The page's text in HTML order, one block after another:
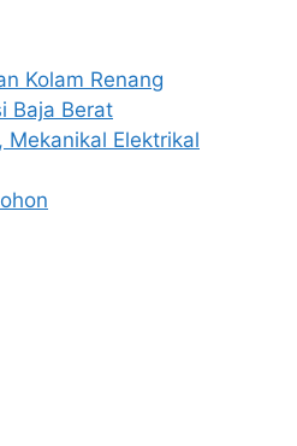
Kolam Renang
Baja Berat
Mekanikal Elektrikal